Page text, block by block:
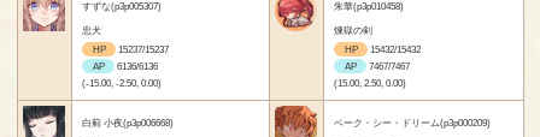
すずな(p3p005307)
忠犬
HP
15237/15237
AP
6136/6136
(-15.00, -2.50, 0.00)
朱華(p3p010458)
煉獄の剣
HP
15432/15432
AP
7467/7467
(15.00, 2.50, 0.00)
白薊 小夜(p3p006668)
ベーク・シー・ドリーム(p3p000209)